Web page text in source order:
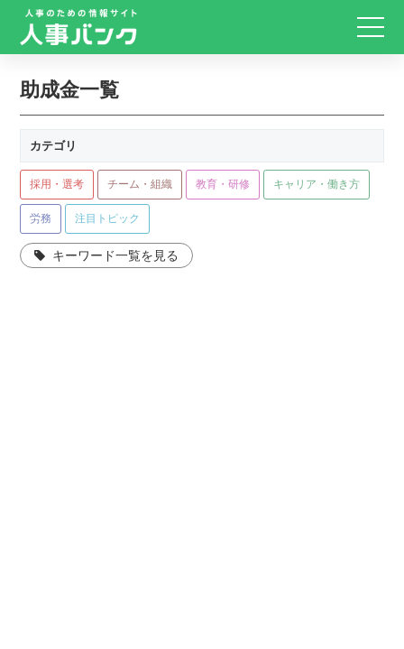
助成金一覧
カテゴリ
採用・選考 チーム・組織 教育・研修 キャリア・働き方
労務 注目トピック
キーワード一覧を見る